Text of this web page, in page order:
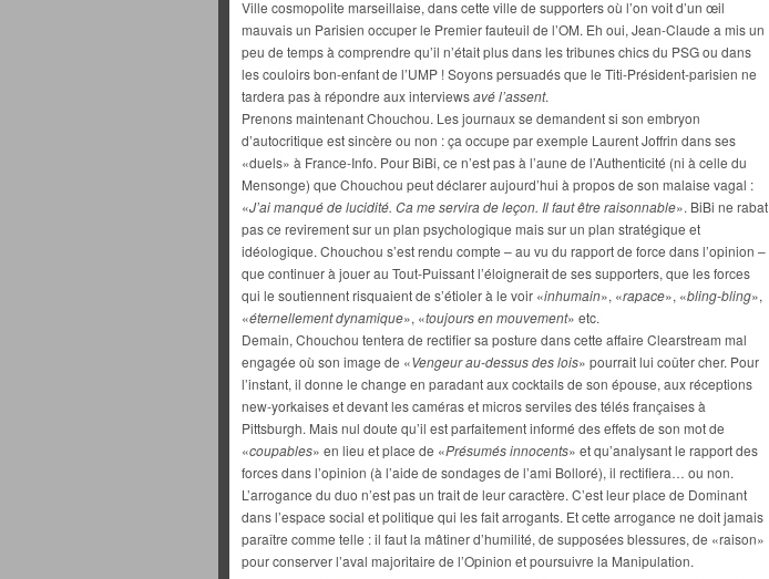
Ville cosmopolite marseillaise, dans cette ville de supporters où l’on voit d’un œil
mauvais un Parisien occuper le Premier fauteuil de l’OM. Eh oui, Jean-Claude a mis un
peu de temps à comprendre qu’il n’était plus dans les tribunes chics du PSG ou dans
les couloirs bon-enfant de l’UMP ! Soyons persuadés que le Titi-Président-parisien ne
tardera pas à répondre aux interviewsavé l’assent.
Prenons maintenant Chouchou. Les journaux se demandent si son embryon
d’autocritique est sincère ou non : ça occupe par exemple Laurent Joffrin dans ses
«duels» à France-Info. Pour BiBi, ce n’est pas à l’aune de l’Authenticité (ni à celle du
Mensonge) que Chouchou peut déclarer aujourd’hui à propos de son malaise vagal :
«J’ai manqué de lucidité. Ca me servira de leçon. Il faut être raisonnable». BiBi ne rabat
pas ce revirement sur un plan psychologique mais sur un plan stratégique et
idéologique. Chouchou s’est rendu compte – au vu du rapport de force dans l’opinion –
que continuer à jouer au Tout-Puissant l’éloignerait de ses supporters, que les forces
qui le soutiennent risquaient de s’étioler à le voir «inhumain», «rapace», «bling-bling»,
«éternellement dynamique», «toujours en mouvement» etc.
Demain, Chouchou tentera de rectifier sa posture dans cette affaire Clearstream mal
engagée où son image de «Vengeur au-dessus des lois» pourrait lui coûter cher. Pour
l’instant, il donne le change en paradant aux cocktails de son épouse, aux réceptions
new-yorkaises et devant les caméras et micros serviles des télés françaises à
Pittsburgh. Mais nul doute qu’il est parfaitement informé des effets de son mot de
«coupables» en lieu et place de «Présumés innocents» et qu’analysant le rapport des
forces dans l’opinion (à l’aide de sondages de l’ami Bolloré), il rectifiera… ou non.
L’arrogance du duo n’est pas un trait de leur caractère. C’est leur place de Dominant
dans l’espace social et politique qui les fait arrogants. Et cette arrogance ne doit jamais
paraître comme telle : il faut la mâtiner d’humilité, de supposées blessures, de «raison»
pour conserver l’aval majoritaire de l’Opinion et poursuivre la Manipulation.